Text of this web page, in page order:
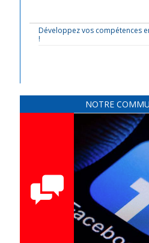
Développez vos compétences
!
NOTRE